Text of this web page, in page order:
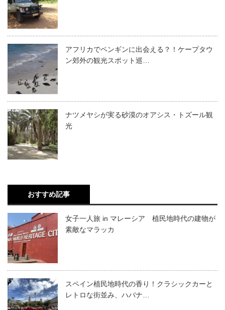
アフリカでペンギンに出会える？！ケープタウ
ン郊外の観光スポット巡…
ナツメヤシが実る砂漠のオアシス・トズール観
光
おすすめ記事
女子一人旅 in マレーシア 植民地時代の建物が
素敵なマラッカ
スペイン植民地時代の香り！クラシックカーと
レトロな街並み、ハバナ…